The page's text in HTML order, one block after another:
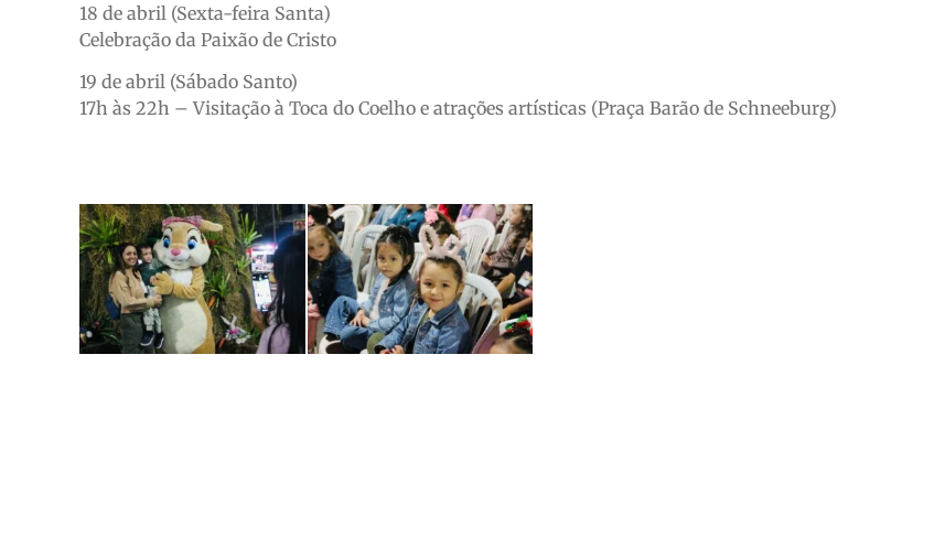
18 de abril (Sexta-feira Santa)
Celebração da Paixão de Cristo
19 de abril (Sábado Santo)
17h às 22h – Visitação à Toca do Coelho e atrações artísticas (Praça Barão de Schneeburg)